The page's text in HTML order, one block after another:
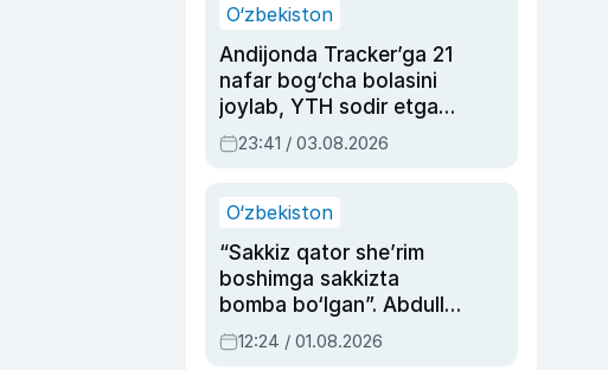
O‘zbekiston
Andijonda Tracker’ga 21
nafar bog‘cha bolasini
joylab, YTH sodir etgan
ayolga sud hukmi o‘qildi
23:41 / 03.08.2026
O‘zbekiston
“Sakkiz qator she’rim
boshimga sakkizta
bomba bo‘lgan”. Abdulla
Oripovni siyosiy
ayblovlardan asrab
12:24 / 01.08.2026